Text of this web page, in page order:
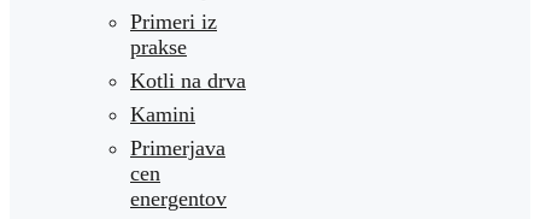
Primeri iz
prakse
Kotli na drva
Kamini
Primerjava
cen
energentov